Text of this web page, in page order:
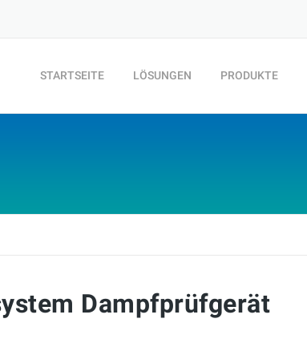
STARTSEITE LÖSUNGEN PRODUKTE
Dampfprüfgerät